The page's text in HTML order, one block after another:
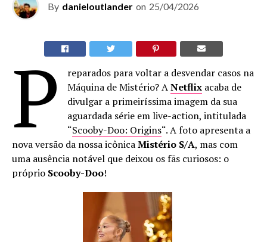
By danieloutlander on 25/04/2026
P
reparados para voltar a desvendar casos na
Máquina de Mistério? ANetflix acaba de
divulgar a primeiríssima imagem da sua
aguardada série em live-action, intitulada
“Scooby-Doo: Origins“. A foto apresenta a
nova versão da nossa icônicaMistério S/A, mas com
uma ausência notável que deixou os fãs curiosos: o
próprio Scooby-Doo!